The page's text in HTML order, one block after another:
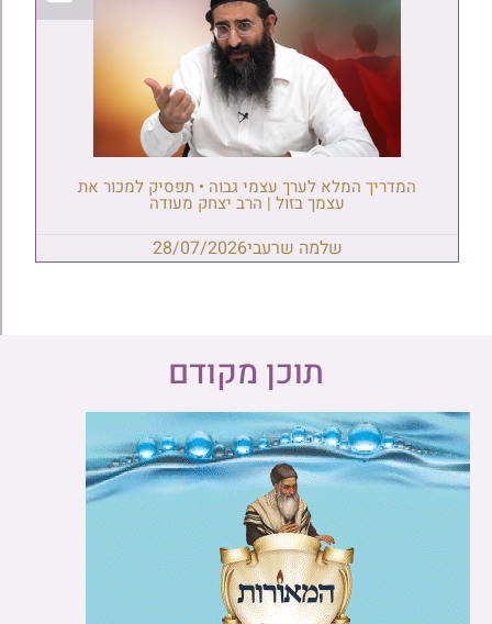
המדריך המלא לערך עצמי גבוה • תפסיק למכור את
עצמך בזול | הרב יצחק מעודה
שלמה שרעבי28/07/2026
תוכן מקודם